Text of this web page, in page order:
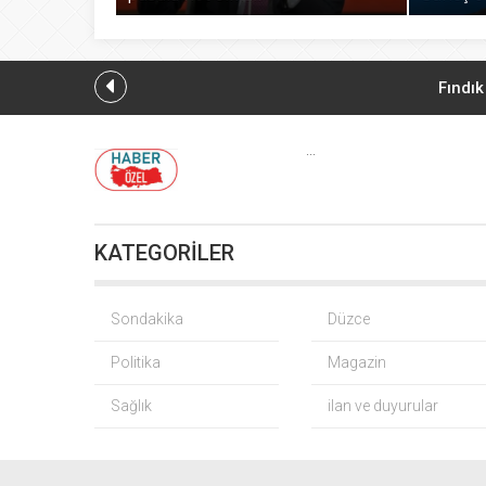
Gürsel
BNP
İMES OSB
KATEGORİLER
Sondakika Düzce
Politika Magazin
Sağlık ilan ve duyurular